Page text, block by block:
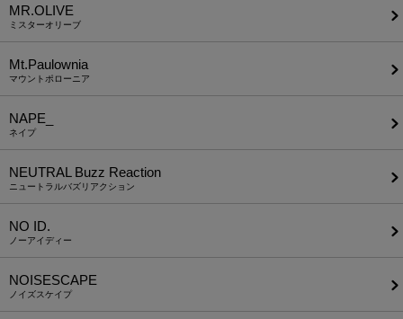
MR.OLIVE
ミスターオリーブ
Mt.Paulownia
マウントポローニア
NAPE_
ネイプ
NEUTRAL Buzz Reaction
ニュートラルバズリアクション
NO ID.
ノーアイディー
NOISESCAPE
ノイズスケイプ